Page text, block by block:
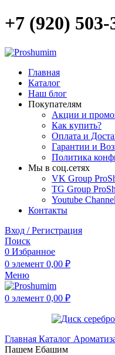
+7 (920) 503-
Главная
Каталог
Наш блог
Покупателям
Акции и
Как купить?
Оплата и
Гарантии и
Политика
Мы в соц.сетях
VK Group
TG Group
Youtube
Контакты
Вход / Регистрация
Поиск
0 Избранное
0 элемент 0,00 ₽
Меню
0 элемент 0,00 ₽
Главная Каталог
Пашем Ебашим